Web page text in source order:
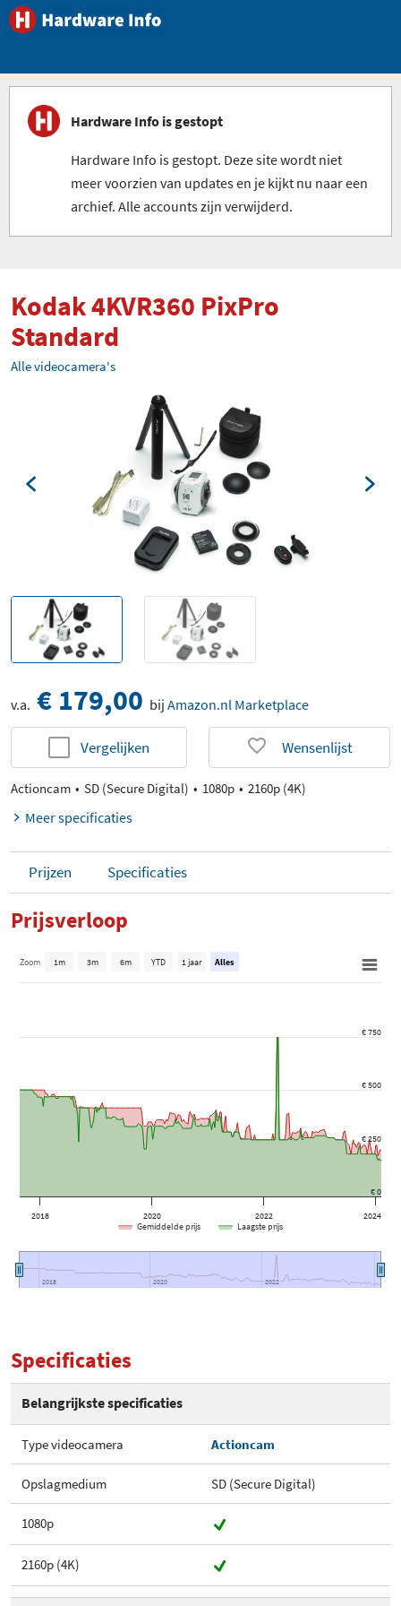
Hardware Info is gestopt
Hardware Info is gestopt. Deze site wordt niet
meer voorzien van updates en je kijkt nu naar een
archief. Alle accounts zijn verwijderd.
Kodak 4KVR360 PixPro
Standard
Alle videocamera's
v.a. € 179,00 bij Amazon.nl Marketplace
Vergelijken Wensenlijst
Actioncam SD (Secure Digital) 1080p 2160p (4K)
Meer specificaties
Prijzen Specificaties
Prijsverloop
2018 2020 2022 2024
2018
2018 2020
2020 2022
2022
€ 0
€ 250
€ 500
€ 750
Zoom 1m 3m 6m YTD 1 jaar Alles
Gemiddelde prijs Laagste prijs
Specificaties
Belangrijkste specificaties
Type videocamera Actioncam
Opslagmedium SD (Secure Digital)
1080p
2160p (4K)